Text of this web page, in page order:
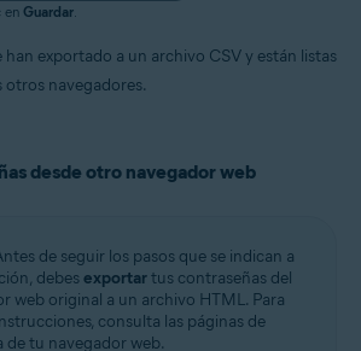
en Guardar
han exportado a un archivo CSV y están listas
otros navegadores.
desde otro navegador web
de seguir los pasos que se indican a
debesexportartus contraseñas del
web original a un archivo HTML. Para
consulta las páginas de
de tu navegador web.